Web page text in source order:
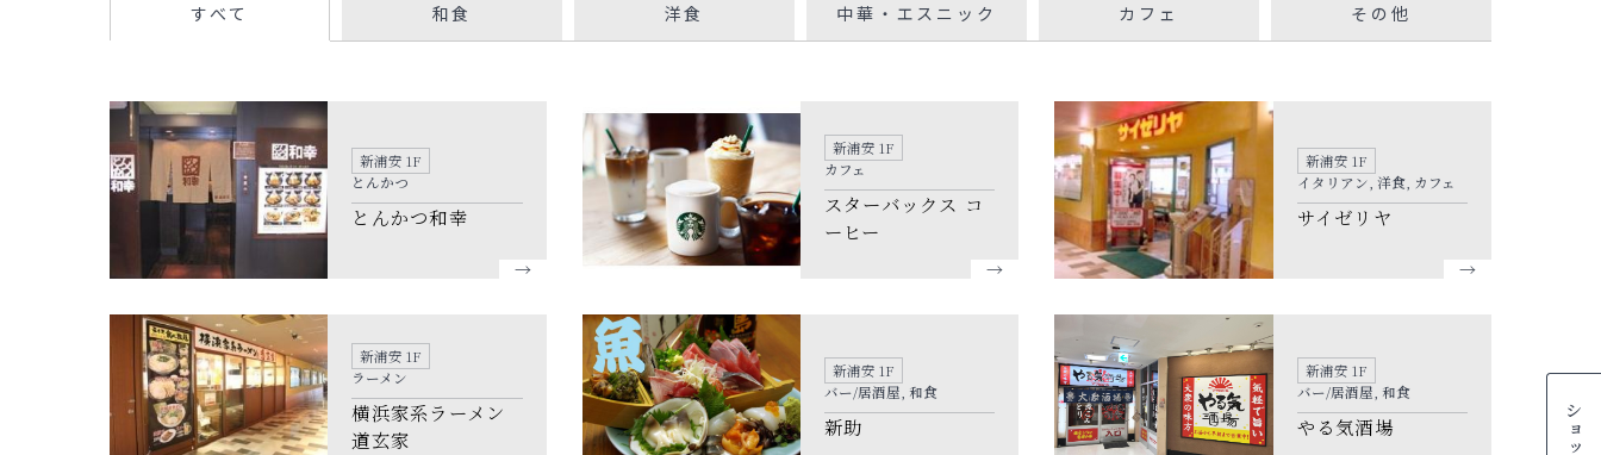
すべて 和食 洋食 中華・エスニック カフェ その他
新浦安 1F
とんかつ
とんかつ和幸
新浦安 1F
カフェ
スターバックス コ
ーヒー
新浦安 1F
イタリアン, 洋食, カフェ
サイゼリヤ
新浦安 1F
ラーメン
横浜家系ラーメン
道玄家
新浦安 1F
バー/居酒屋, 和食
新助
新浦安 1F
バー/居酒屋, 和食
やる気酒場